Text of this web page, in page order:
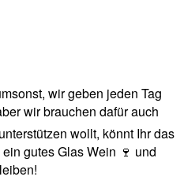
wir geben jeden Tag
wir brauchen dafür auch
wollt, könnt Ihr das
gutes Glas Wein 🍷 und